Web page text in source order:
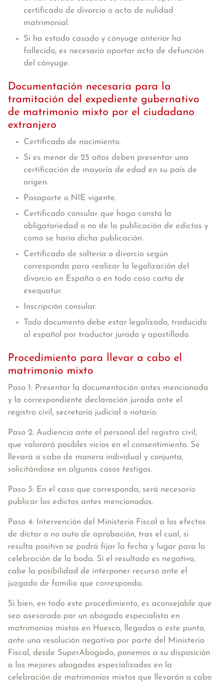
certificado de divorcio o acta de nulidad
matrimonial.
Si ha estado casado y cónyuge anterior ha
fallecido, es necesario aportar acta de defunción
del cónyuge.
Documentación necesaria para la
tramitación del expediente gubernativo
de matrimonio mixto por el ciudadano
extranjero
Certificado de nacimiento.
Si es menor de 25 años deben presentar una
certificación de mayoría de edad en su país de
origen.
Pasaporte o NIE vigente.
Certificado consular que haga consta la
obligatoriedad o no de la publicación de edictos y
como se haría dicha publicación.
Certificado de soltería o divorcio según
corresponda para realizar la legalización del
divorcio en España o en todo caso carta de
exequatur.
Inscripción consular.
Todo documento debe estar legalizado, traducido
al español por traductor jurado y apostillado.
Procedimiento para llevar a cabo el
matrimonio mixto
Paso 1: Presentar la documentación antes mencionada
y la correspondiente declaración jurada ante el
registro civil, secretario judicial o notario.
Paso 2: Audiencia ante el personal del registro civil ,
que valorará posibles vicios en el consentimiento. Se
llevará a cabo de manera individual y conjunta,
solicitándose en algunos casos testigos.
Paso 3: En el caso que corresponda, será necesario
publicar los edictos antes mencionados.
Paso 4: Intervención del Ministerio Fiscal a los efectos
de dictar o no auto de aprobación, tras el cual, si
resulta positivo se podrá fijar la fecha y lugar para la
celebración de la boda. Si el resultado es negativo,
cabe la posibilidad de interponer recurso ante el
juzgado de familia que corresponda.
Si bien, en todo este procedimiento, es aconsejable que
sea asesorado por un abogado especialista en
matrimonios mixtos en Huesca, llegados a este punto,
ante una resolución negativa por parte del Ministerio
Fiscal, desde SuperAbogado, ponemos a su disposición
a los mejores abogados especializados en la
celebración de matrimonios mixtos que llevarán a cabo